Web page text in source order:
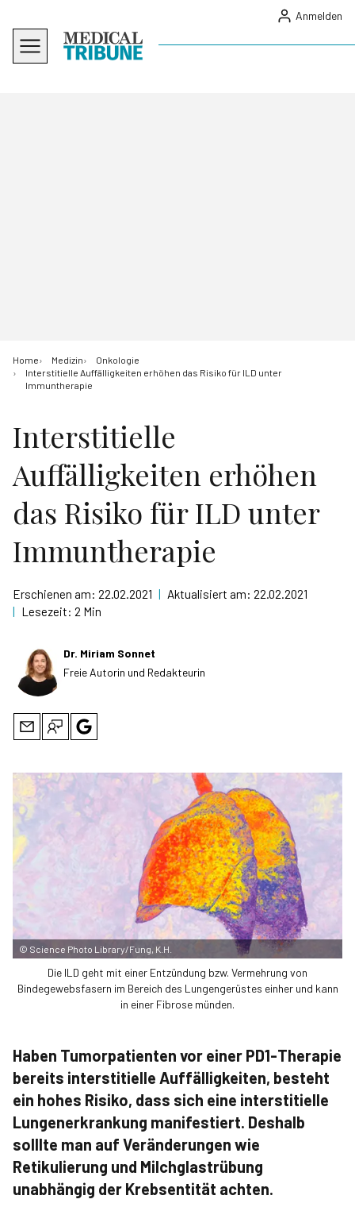
Anmelden
Home Medizin
Onkologie
Interstitielle Auffälligkeiten erhöhen das Risiko für ILD unter
Immuntherapie
Interstitielle
Auffälligkeiten erhöhen
das Risiko für ILD unter
Immuntherapie
Erschienen am: 22.02.2021 | Aktualisiert am: 22.02.2021
| Lesezeit: 2 Min
Dr. Miriam Sonnet
Freie Autorin und Redakteurin
© Science Photo Library/Fung, K.H.
Die ILD geht mit einer Entzündung bzw. Vermehrung von
Bindegewebsfasern im Bereich des Lungengerüstes einher und kann
in einer Fibrose münden.
Haben Tumorpatienten vor einer PD1-Therapie
bereits interstitielle Auffälligkeiten, besteht
ein hohes Risiko, dass sich eine interstitielle
Lungenerkrankung manifestiert. Deshalb
solllte man auf Veränderungen wie
Retikulierung und Milchglastrübung
unabhängig der Krebsentität achten.